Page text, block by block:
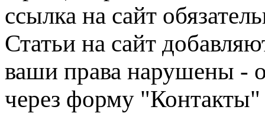
ссылка на сайт
Статьи на сайт
ваши права нарушены -
через форму "Контакты"